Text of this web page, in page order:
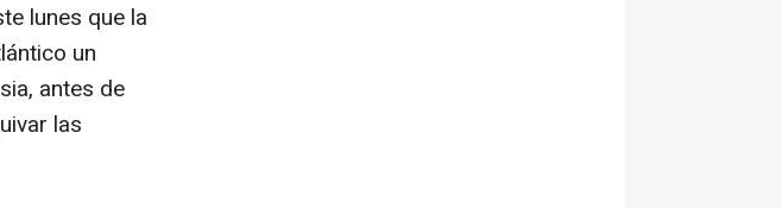
lunes que la
un
antes de
las